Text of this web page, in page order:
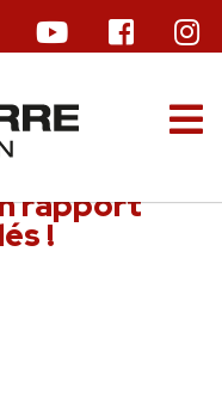
rapport
!